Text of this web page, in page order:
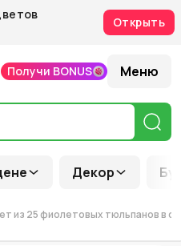
Открыть
Декор
Получи BONUS Меню
из 25 фиолетовых тюльпанов в